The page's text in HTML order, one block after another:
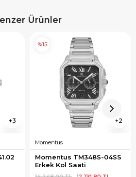
Ürünler
3 2
Momentus
Momentus TM348S-04SS
Erkek Kol Saati
%15